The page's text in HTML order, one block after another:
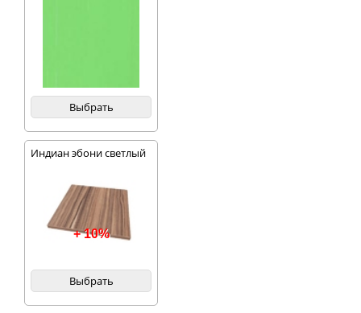
Выбрать
Индиан эбони светлый
+ 10%
Выбрать